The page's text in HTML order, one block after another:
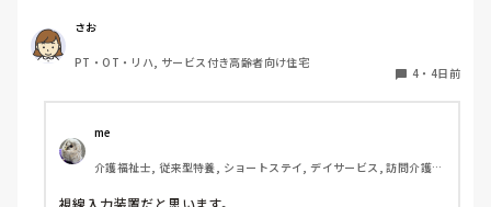
られます。この前ケアマネの方からお話しを聞いたら、視線
入力装置？を導入したいと息子さんがおっしゃっているそう
です。そこで、施設などで実際使われている利用者の方がい
なせるものなのかお聞きしたいです。
さお
PT・OT・リハ, サービス付き高齢者向け住宅
4 ・ 4日前
me
介護福祉士, 従来型特養, ショートステイ, デイサービス, 訪問介護,
視線入力装置だと思います。